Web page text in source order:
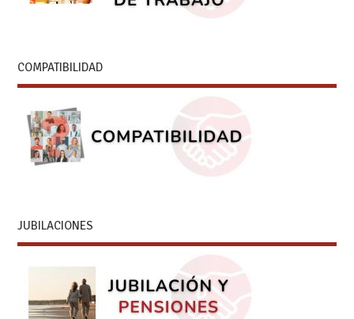
COMPATIBILIDAD
JUBILACIONES